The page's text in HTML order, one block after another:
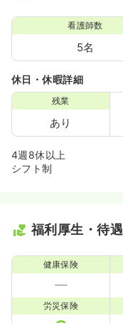
看護師数
5名
休日・休暇詳細
残業
あり
4週8休以上
シフト制
福利厚生・待遇
健康保険
労災保険